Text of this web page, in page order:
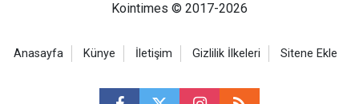
Kointimes © 2017-2026
Anasayfa Künye İletişim Gizlilik İlkeleri Sitene Ekle